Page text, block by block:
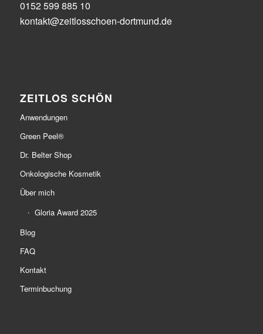
0152 599 885 10
kontakt@zeitlosschoen-dortmund.de
ZEITLOS SCHÖN
Anwendungen
Green Peel®
Dr. Belter Shop
Onkologische Kosmetik
Über mich
Gloria Award 2025
Blog
FAQ
Kontakt
Terminbuchung